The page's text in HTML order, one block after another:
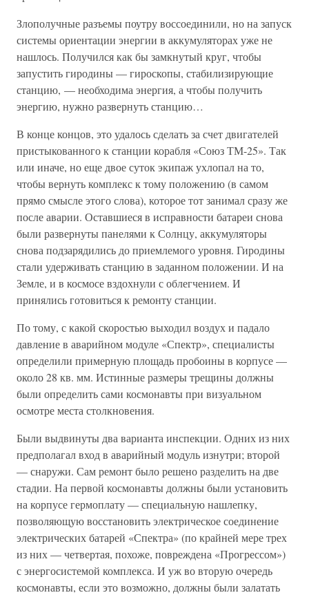
Злополучные разъемы поутру воссоединили, но на запуск
системы ориентации энергии в аккумуляторах уже не
нашлось. Получился как бы замкнутый круг, чтобы
запустить гиродины — гироскопы, стабилизирующие
станцию, — необходима энергия, а чтобы получить
энергию, нужно развернуть станцию…
В конце концов, это удалось сделать за счет двигателей
пристыкованного к станции корабля «Союз ТМ-25». Так
или иначе, но еще двое суток экипаж ухлопал на то,
чтобы вернуть комплекс к тому положению (в самом
прямо смысле этого слова), которое тот занимал сразу же
после аварии. Оставшиеся в исправности батареи снова
были развернуты панелями к Солнцу, аккумуляторы
снова подзарядились до приемлемого уровня. Гиродины
стали удерживать станцию в заданном положении. И на
Земле, и в космосе вздохнули с облегчением. И
принялись готовиться к ремонту станции.
По тому, с какой скоростью выходил воздух и падало
давление в аварийном модуле «Спектр», специалисты
определили примерную площадь пробоины в корпусе —
около 28 кв. мм. Истинные размеры трещины должны
были определить сами космонавты при визуальном
осмотре места столкновения.
Были выдвинуты два варианта инспекции. Одних из них
предполагал вход в аварийный модуль изнутри; второй
— снаружи. Сам ремонт было решено разделить на две
стадии. На первой космонавты должны были установить
на корпусе гермоплату — специальную нашлепку,
позволяющую восстановить электрическое соединение
электрических батарей «Спектра» (по крайней мере трех
из них — четвертая, похоже, повреждена «Прогрессом»)
с энергосистемой комплекса. И уж во вторую очередь
космонавты, если это возможно, должны были залатать